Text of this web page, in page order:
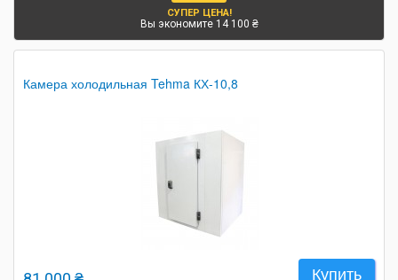
СУПЕР ЦЕНА!
Вы экономите 14 100 ₴
Камера холодильная Tehma КХ-10,8
Купить